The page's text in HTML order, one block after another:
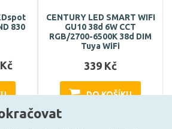
830
CENTURY LED SMART WIFI
GU10 38d 6W CCT
RGB/2700-6500K 38d DIM
Tuya WiFi
339 Kč
DO KOŠÍKU